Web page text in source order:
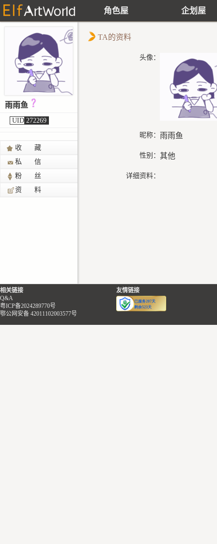
角色屋 企划屋
雨雨鱼
UID 272269
收 藏
私 信
粉 丝
资 料
TA的资料
头像：
昵称： 雨雨鱼
性别： 其他
详细资料：
相关链接
Q&A
粤ICP备2024289770号
鄂公网安备 42011102003577号
友情链接